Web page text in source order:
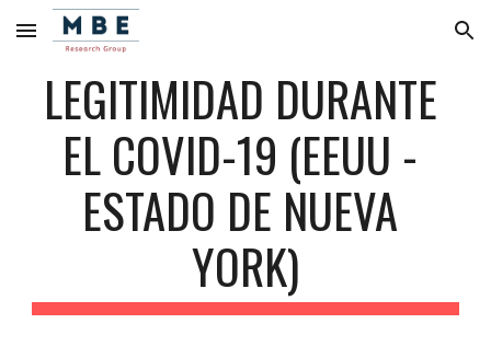
Skip to main content Skip to navigation
LEGITIMIDAD DURANTE
EL COVID-19 (EEUU -
ESTADO DE NUEVA
YORK)